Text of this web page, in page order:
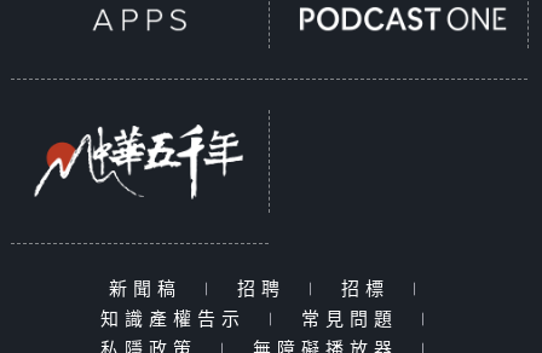
新聞稿 | 招聘 | 招標
|
知識產權告示
| 常見問題
|